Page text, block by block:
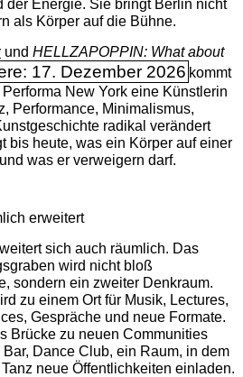
der Energie. Sie bringt Berlin nicht
als Körper auf die Bühne.
und HELLZAPOPPIN: What about
17. Dezember 2026 kommt
New York eine Künstlerin
Performance, Minimalismus,
radikal verändert
bis heute, was ein Körper auf einer
was er verweigern darf.
erweitert
sich auch räumlich. Das
wird nicht bloß
sondern ein zweiter Denkraum.
zu einem Ort für Musik, Lectures,
Gespräche und neue Formate.
Brücke zu neuen Communities
Dance Club, ein Raum, in dem
neue Öffentlichkeiten einladen.